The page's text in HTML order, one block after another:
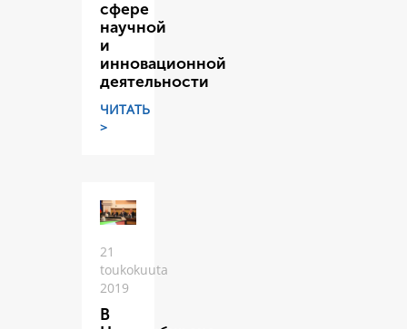
сфере
научной
и
инновационной
деятельности
ЧИТАТЬ
>
21
toukokuuta
2019
В